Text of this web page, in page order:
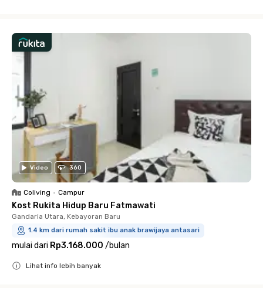
Video 360
Coliving • Campur
Kost Rukita Hidup Baru Fatmawati
Gandaria Utara, Kebayoran Baru
1.4 km dari rumah sakit ibu anak brawijaya antasari
mulai dari Rp3.168.000 /bulan
Lihat info lebih banyak